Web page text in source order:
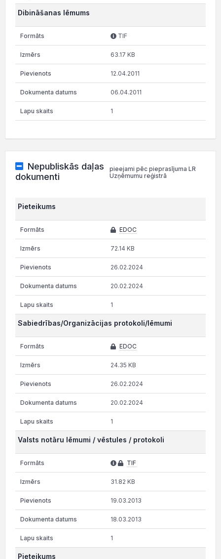
Dibināšanas lēmums
TIF
63.17 KB
12.04.2011
06.04.2011
1
Nepubliskās daļas
dokumenti
pieejami pēc pieprasījuma LR
Uzņēmumu reģistrā
Pieteikums
EDOC
72.14 KB
26.02.2024
20.02.2024
1
Sabiedrības/Organizācijas protokoli/lēmumi
EDOC
24.35 KB
26.02.2024
20.02.2024
1
Valsts notāru lēmumi / vēstules / protokoli
TIF
31.82 KB
19.03.2013
18.03.2013
1
Pieteikums